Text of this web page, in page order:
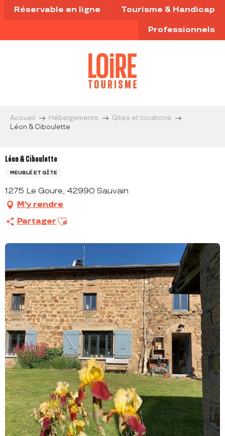
Aller
au
principal
Réservable en ligne Tourisme & Handicap
Professionnels
Accueil Hébergements
Gites et locations
Léon & Ciboulette
Léon & Ciboulette
MEUBLÉ ET GÎTE
1275 Le Goure, 42990 Sauvain
M'y rendre
Partager Ajouter aux favoris